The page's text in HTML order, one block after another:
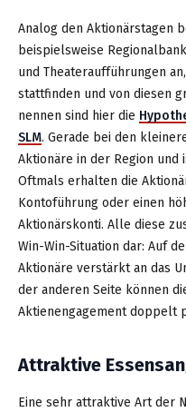
Analog den Aktionärstagen
beispielsweise
und Theateraufführungen
stattfinden und von diesen
nennen sind hier die
SLM. Gerade bei den
Aktionäre in der Region
Oftmals erhalten die
Kontoführung oder einen
Aktionärskonti. Alle diese
Win-Win-Situation dar: Auf
Aktionäre verstärkt an das
der anderen Seite können
Aktienengagement doppelt
Attraktive
Eine sehr attraktive Art der